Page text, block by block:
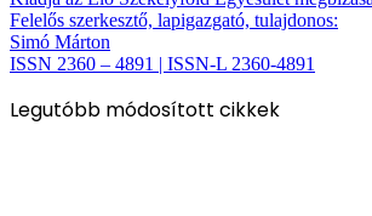
Felelős szerkesztő, lapigazgató, tulajdonos:
Simó Márton
ISSN 2360 – 4891 | ISSN-L 2360-4891
Legutóbb módosított cikkek